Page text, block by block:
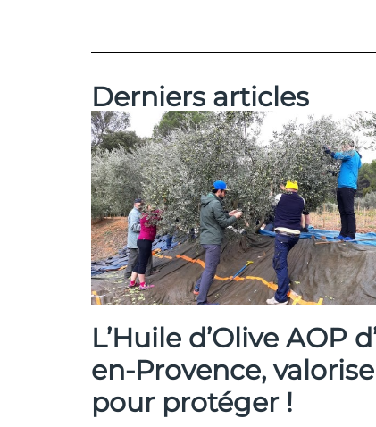
Derniers articles
L’Huile d’Olive AOP
en-Provence,
pour protéger !